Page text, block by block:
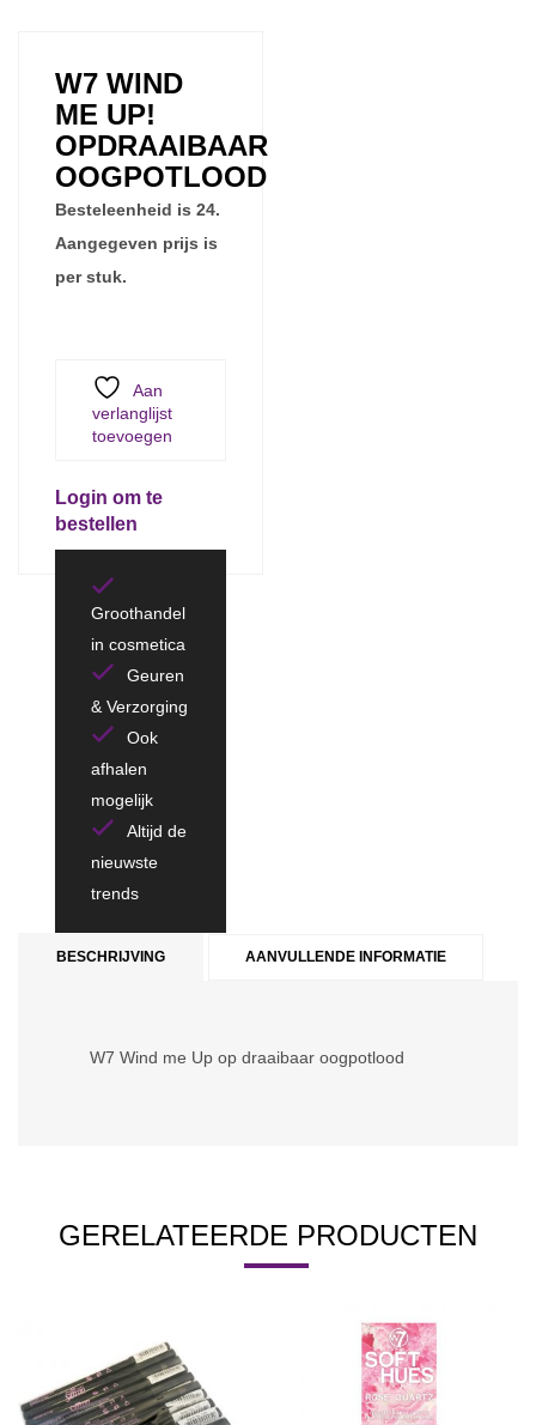
W7 WIND
ME UP!
OPDRAAIBAAR
OOGPOTLOOD
Besteleenheid is 24.
Aangegeven prijs is
per stuk.
Aan
verlanglijst
toevoegen
Login om te
bestellen
Groothandel
in cosmetica
Geuren
& Verzorging
Ook
afhalen
mogelijk
Altijd de
nieuwste
trends
BESCHRIJVING AANVULLENDE INFORMATIE
W7 Wind me Up op draaibaar oogpotlood
GERELATEERDE PRODUCTEN